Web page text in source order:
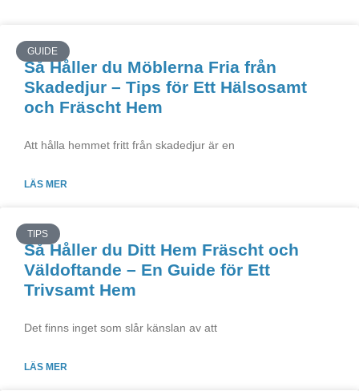
GUIDE
Så Håller du Möblerna Fria från
Skadedjur – Tips för Ett Hälsosamt
och Fräscht Hem
Att hålla hemmet fritt från skadedjur är en
LÄS MER
TIPS
Så Håller du Ditt Hem Fräscht och
Väldoftande – En Guide för Ett
Trivsamt Hem
Det finns inget som slår känslan av att
LÄS MER